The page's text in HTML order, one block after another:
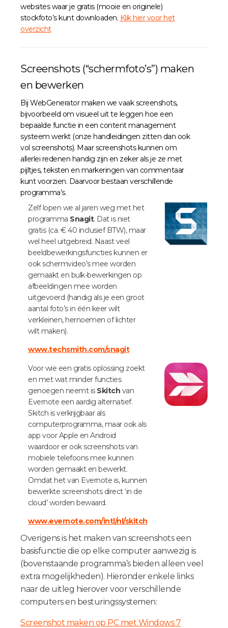
websites waar je gratis (mooie en originele)
stockfoto’s kunt downloaden. Klik hier voor het
overzicht
Screenshots (“schermfoto’s”) maken
en bewerken
Bij WebGenerator maken we vaak screenshots,
bijvoorbeeld om visueel uit te leggen hoe een
bepaalde functie in een content management
systeem werkt (onze handleidingen zitten dan ook
vol screenshots). Maar screenshots kunnen om
allerlei redenen handig zijn en zeker als je ze met
pijltjes, teksten en markeringen van commentaar
kunt voorzien. Daarvoor bestaan verschillende
programma’s.
Zelf lopen we al jaren weg met het
programma Snagit. Dat is niet
gratis (ca. € 40 inclusief BTW), maar
wel heel uitgebreid. Naast veel
beeldbewerkingsfuncties kunnen er
ook schermvideo’s mee worden
gemaakt en bulk-bewerkingen op
afbeeldingen mee worden
uitgevoerd (handig als je een groot
aantal foto’s in één keer wilt
verkleinen, hernoemen of lichter
wilt maken).
www.techsmith.com/snagit
Voor wie een gratis oplossing zoekt
en met wat minder functies
genoegen neemt is Skitch van
Evernote een aardig alternatief.
Skitch is verkrijgbaar als
computerprogramma, maar ook als
app voor Apple en Android
waardoor er ook screenshots van
mobiele telefoons mee kunnen
worden gemaakt en bewerkt.
Omdat het van Evernote is, kunnen
bewerkte screenshots direct ‘in de
cloud’ worden bewaard.
www.evernote.com/intl/nl/skitch
Overigens is het maken van screenshots een
basisfunctie die op elke computer aanwezig is
(bovenstaande programma’s bieden alleen veel
extra mogelijkheden). Hieronder enkele links
naar de uitleg hierover voor verschillende
computers en besturingssystemen:
Screenshot maken op PC met Windows 7